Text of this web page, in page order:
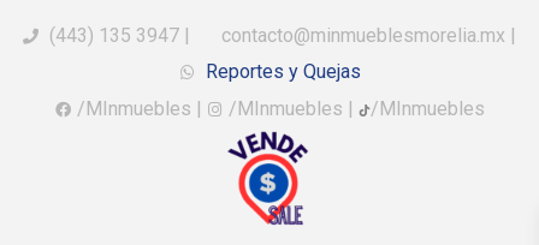
(443) 135 3947 | contacto@minmueblesmorelia.mx |
Reportes y Quejas
/MInmuebles | /MInmuebles | /MInmuebles